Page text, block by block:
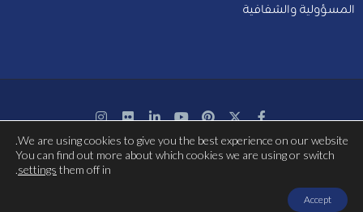
المسؤولية والشفافية
بتمويل مشترك من الاتحاد الأوروبي
We are using cookies to give you the best experience on our website.
You can find out more about which cookies we are using or switch
them off in
settings
.
Accept